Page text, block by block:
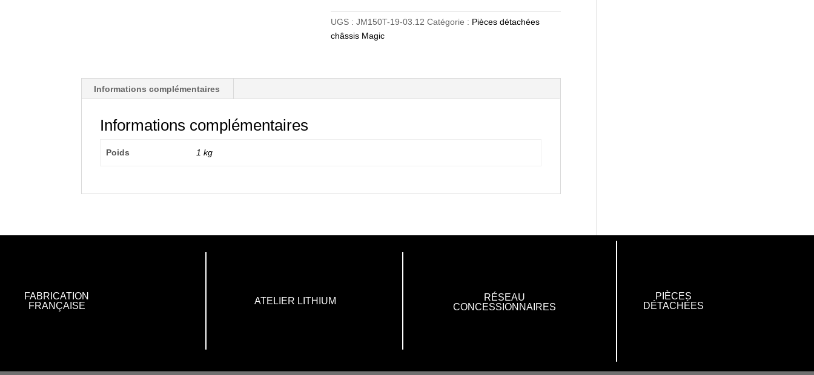
UGS :JM150T-19-03.12 Catégorie : Pièces détachées
châssis Magic
Informations complémentaires
Informations complémentaires
Poids 1 kg
FABRICATION
FRANÇAISE
ATELIER LITHIUM
RÉSEAU
CONCESSIONNAIRES
PIÈCES
DÉTACHÉES